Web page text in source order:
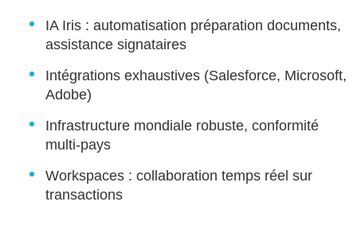
IA Iris : automatisation préparation documents,
assistance signataires
Intégrations exhaustives (Salesforce, Microsoft,
Adobe)
Infrastructure mondiale robuste, conformité
multi-pays
Workspaces : collaboration temps réel sur
transactions